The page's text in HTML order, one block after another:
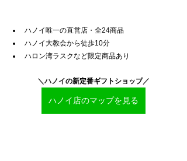
ハノイ唯一の直営店・全24商品
ハノイ大教会から徒歩10分
ハロン湾ラスクなど限定商品あり
＼ハノイの新定番ギフトショップ ／
ハノイ店のマップを見る